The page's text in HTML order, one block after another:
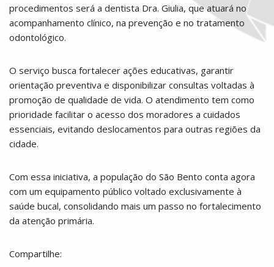
procedimentos será a dentista Dra. Giulia, que atuará no
acompanhamento clínico, na prevenção e no tratamento
odontológico.
O serviço busca fortalecer ações educativas, garantir
orientação preventiva e disponibilizar consultas voltadas à
promoção de qualidade de vida. O atendimento tem como
prioridade facilitar o acesso dos moradores a cuidados
essenciais, evitando deslocamentos para outras regiões da
cidade.
Com essa iniciativa, a população do São Bento conta agora
com um equipamento público voltado exclusivamente à
saúde bucal, consolidando mais um passo no fortalecimento
da atenção primária.
Compartilhe: